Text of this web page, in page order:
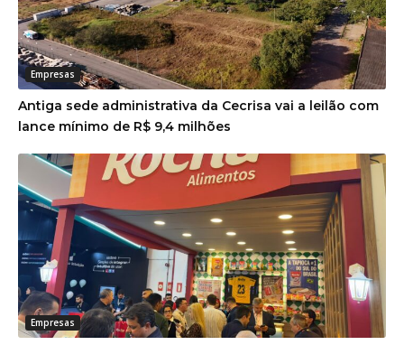
Empresas
Antiga sede administrativa da Cecrisa vai a leilão com
lance mínimo de R$ 9,4 milhões
Empresas